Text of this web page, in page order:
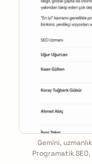
Gemini,
Programatik